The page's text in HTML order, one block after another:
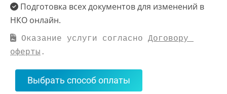
Подготовка всех документов для изменений в
НКО онлайн.
Оказание услуги согласно Договору
оферты .
Выбрать способ оплаты